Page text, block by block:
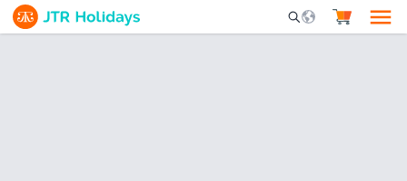
Mobile Search